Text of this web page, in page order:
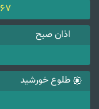
67
اذان صبح
طلوع خورشید